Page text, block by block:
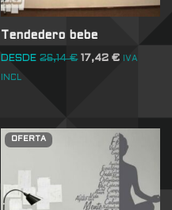
Tendedero bebe
DESDE 26,14€ 17,42€ IVA
INCL
OFERTA